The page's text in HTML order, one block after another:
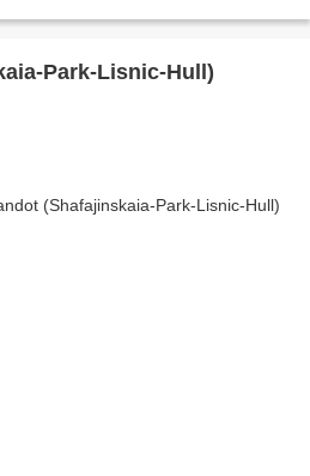
Park-Lisnic-Hull)